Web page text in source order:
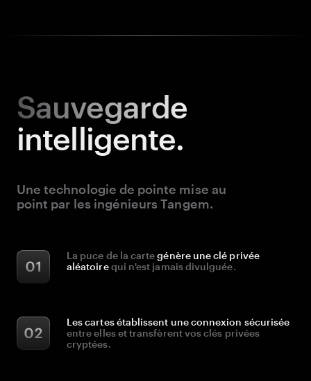
Sauvegarde
intelligente.
Une technologie de pointe mise au
point par les ingénieurs Tangem.
La puce de la cartegénère une clé privée
aléatoirequi n'est jamais divulguée.
Les cartes établissent une connexion sécurisée
entre elles et transfèrent vos clés privées
cryptées.